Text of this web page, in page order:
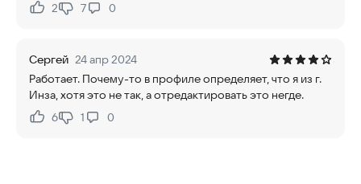
Нравится:
2Не нравится:
7 0
Сергей 24 апр 2024
Работает. Почему-то в профиле определяет, что я из г.
Инза, хотя это не так, а отредактировать это негде.
Нравится:
6Не нравится:
1 0